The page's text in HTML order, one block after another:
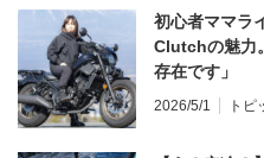
初心者ママラ
Clutchの魅力
存在です」
2026/5/1 トピ